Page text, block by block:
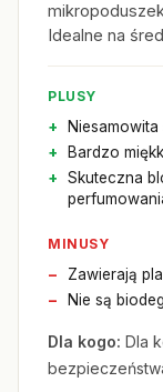
Idealne na
PLUSY
Bardzo
Skuteczna
MINUSY
Zawierają
Nie są
Dla kogo: Dla